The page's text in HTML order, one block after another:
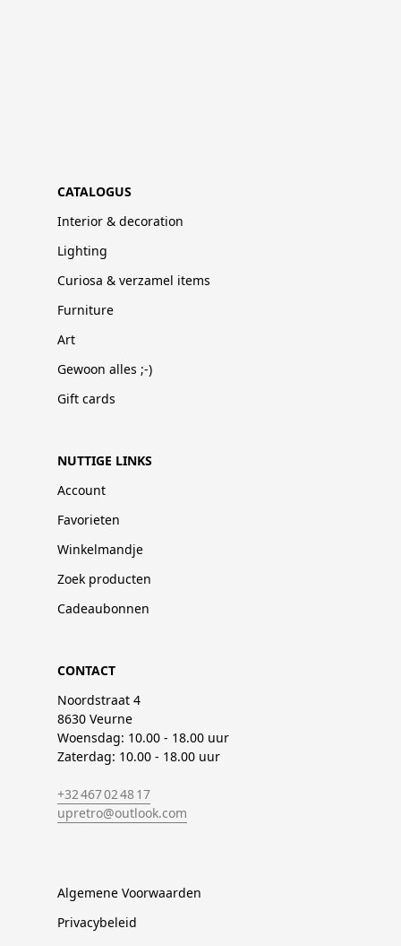
CATALOGUS
Interior & decoration
Lighting
Curiosa & verzamel items
Furniture
Art
Gewoon alles ;-)
Gift cards
NUTTIGE LINKS
Account
Favorieten
Winkelmandje
Zoek producten
Cadeaubonnen
CONTACT
Noordstraat 4
8630 Veurne
Woensdag: 10.00 - 18.00 uur
Zaterdag: 10.00 - 18.00 uur
+32 467 02 48 17
upretro@outlook.com
Algemene Voorwaarden
Privacybeleid